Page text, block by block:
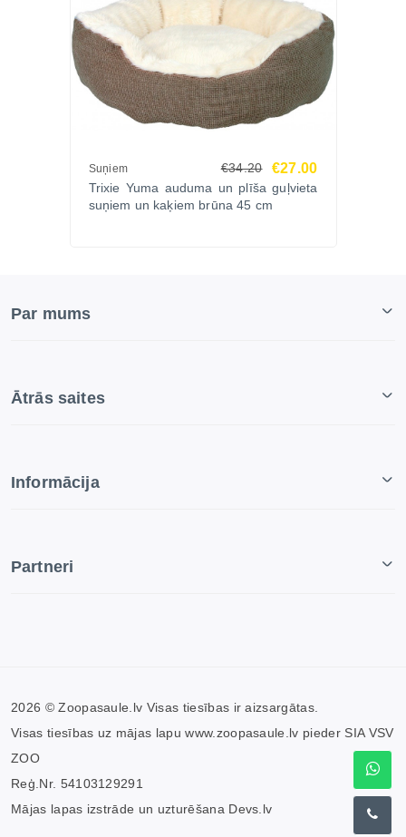
Suņiem €34.20 €27.00
Trixie Yuma auduma un plīša guļvieta
suņiem un kaķiem brūna 45 cm
Par mums
Ātrās saites
Informācija
Partneri
2026 © Zoopasaule.lv Visas tiesības ir aizsargātas.
Visas tiesības uz mājas lapu www.zoopasaule.lv pieder SIA VSV
ZOO
Reģ.Nr. 54103129291
Mājas lapas izstrāde un uzturēšana Devs.lv